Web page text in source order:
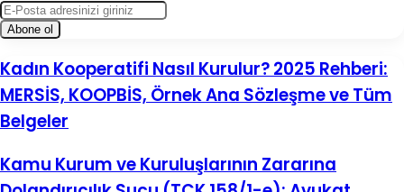
E-
Posta
adresinizi
Kadın
Kooperatifi
Nasıl
Kurulur?
2025
MERSİS,
KOOPBİS,
Kadın Kooperatifi Nasıl Kurulur? 2025 Rehberi:
MERSİS, KOOPBİS, Örnek Ana Sözleşme ve Tüm
Belgeler
Kamu
Kurum
Kamu Kurum ve Kuruluşlarının Zararına